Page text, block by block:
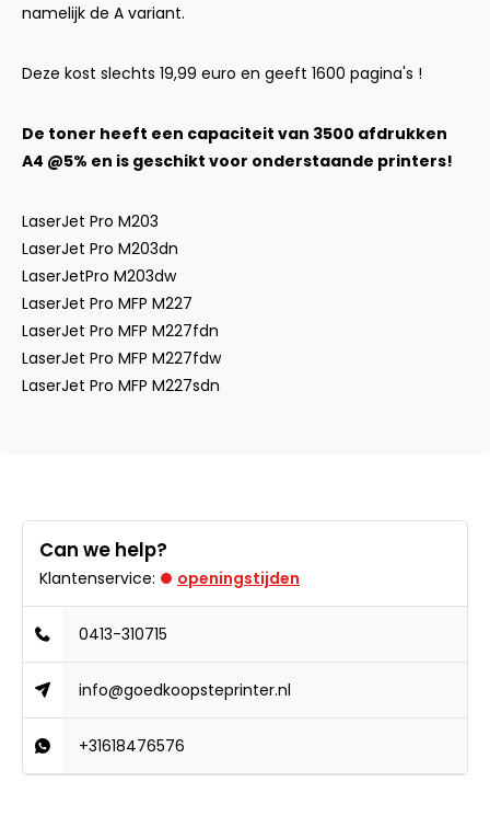
namelijk de A variant.
Deze kost slechts 19,99 euro en geeft 1600 pagina's !
De toner heeft een capaciteit van 3500 afdrukken
A4 @5% en is geschikt voor onderstaande printers!
LaserJet Pro M203
LaserJet Pro M203dn
LaserJetPro M203dw
LaserJet Pro MFP M227
LaserJet Pro MFP M227fdn
LaserJet Pro MFP M227fdw
LaserJet Pro MFP M227sdn
Can we help?
Klantenservice: openingstijden
0413-310715
info@goedkoopsteprinter.nl
+31618476576